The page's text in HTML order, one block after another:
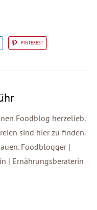
PINTEREST
Foodblog herzelieb.
sind hier zu finden.
Foodblogger |
| Ernährungsberaterin